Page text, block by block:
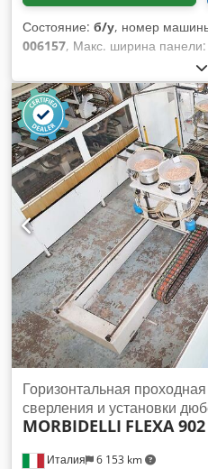
Состояние: б/у, номер
006157, Макс. ширина
панели: 2500 мм Количество
агрегатов: 1
управления: да Dwsdpfxoy
горизонтальные группы: да
Италия 6 153 km
Горизонтальная
сверления и установки
MORBIDELLI FLEXA 902